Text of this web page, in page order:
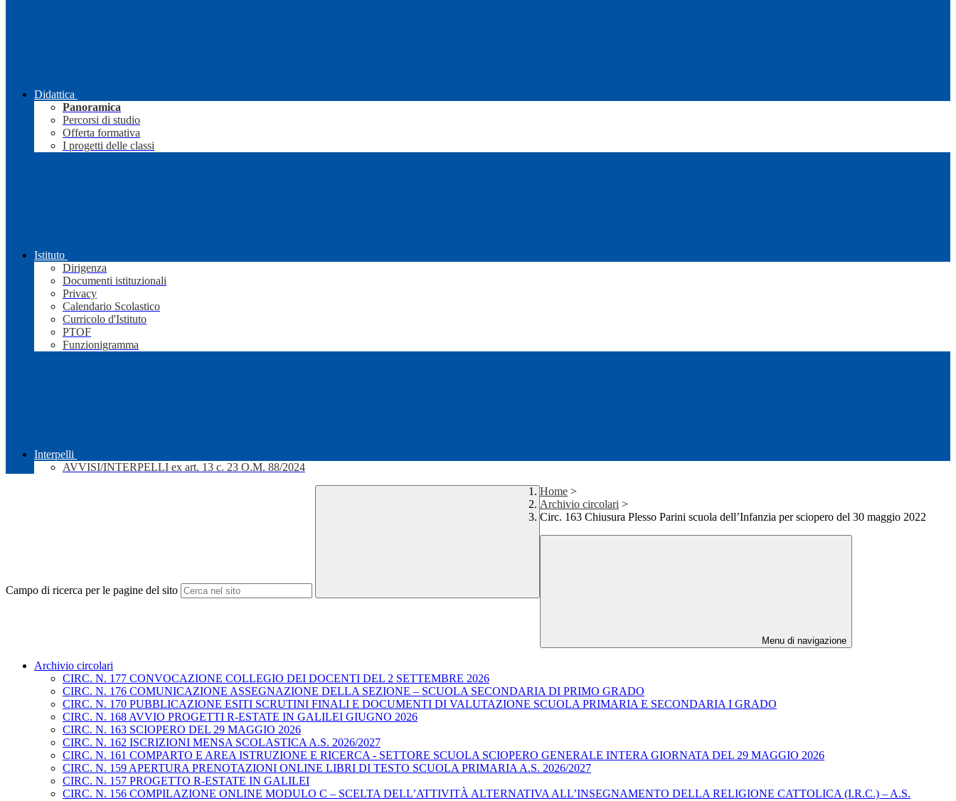
Didattica
Panoramica
Percorsi di studio
Offerta formativa
I progetti delle classi
Istituto
Dirigenza
Documenti istituzionali
Privacy
Calendario Scolastico
Curricolo d'Istituto
PTOF
Funzionigramma
Interpelli
AVVISI/INTERPELLI ex art. 13 c. 23 O.M. 88/2024
Campo di ricerca per le pagine del sito
Home >
Archivio circolari >
Circ. 163 Chiusura Plesso Parini scuola dell’Infanzia per sciopero del 30 maggio 2022
Menu di navigazione
Archivio circolari
CIRC. N. 177 CONVOCAZIONE COLLEGIO DEI DOCENTI DEL 2 SETTEMBRE 2026
CIRC. N. 176 COMUNICAZIONE ASSEGNAZIONE DELLA SEZIONE – SCUOLA SECONDARIA DI PRIMO GRADO
CIRC. N. 170 PUBBLICAZIONE ESITI SCRUTINI FINALI E DOCUMENTI DI VALUTAZIONE SCUOLA PRIMARIA E SECONDARIA I GRADO
CIRC. N. 168 AVVIO PROGETTI R-ESTATE IN GALILEI GIUGNO 2026
CIRC. N. 163 SCIOPERO DEL 29 MAGGIO 2026
CIRC. N. 162 ISCRIZIONI MENSA SCOLASTICA A.S. 2026/2027
CIRC. N. 161 COMPARTO E AREA ISTRUZIONE E RICERCA - SETTORE SCUOLA SCIOPERO GENERALE INTERA GIORNATA DEL 29 MAGGIO 2026
CIRC. N. 159 APERTURA PRENOTAZIONI ONLINE LIBRI DI TESTO SCUOLA PRIMARIA A.S. 2026/2027
CIRC. N. 157 PROGETTO R-ESTATE IN GALILEI
CIRC. N. 156 COMPILAZIONE ONLINE MODULO C – SCELTA DELL’ATTIVITÀ ALTERNATIVA ALL’INSEGNAMENTO DELLA RELIGIONE CATTOLICA (I.R.C.) – A.S.